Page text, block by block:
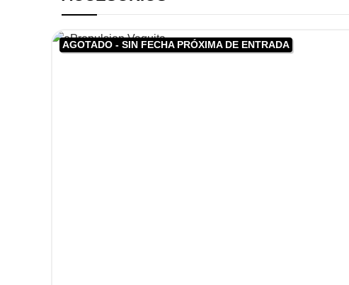
AGOTADO - SIN FECHA PRÓXIMA DE ENTRADA